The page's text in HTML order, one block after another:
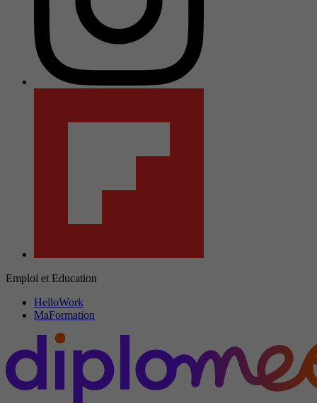
Emploi et Education
HelloWork
MaFormation